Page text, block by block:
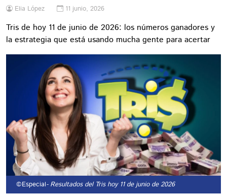
Elia López 11 junio, 2026
Tris de hoy 11 de junio de 2026: los números ganadores y
la estrategia que está usando mucha gente para acertar
©Especial- Resultados del Tris hoy 11 de junio de 2026